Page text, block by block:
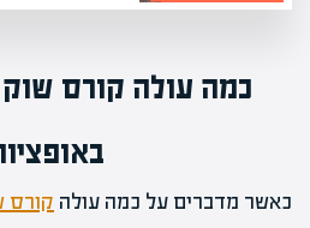
כמה עולה קורס
כאשר מדברים על כמה עולה קורס